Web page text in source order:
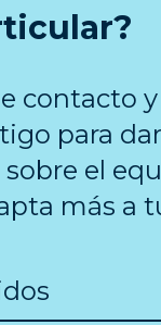
contacto
para
el
más a